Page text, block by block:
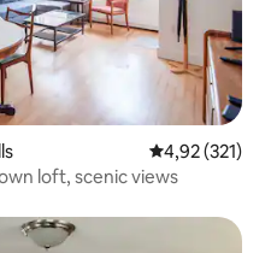
Évaluation
4,92 (321)
loft, scenic views